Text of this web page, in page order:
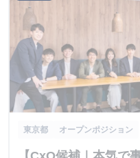
東京都 オープンポジション